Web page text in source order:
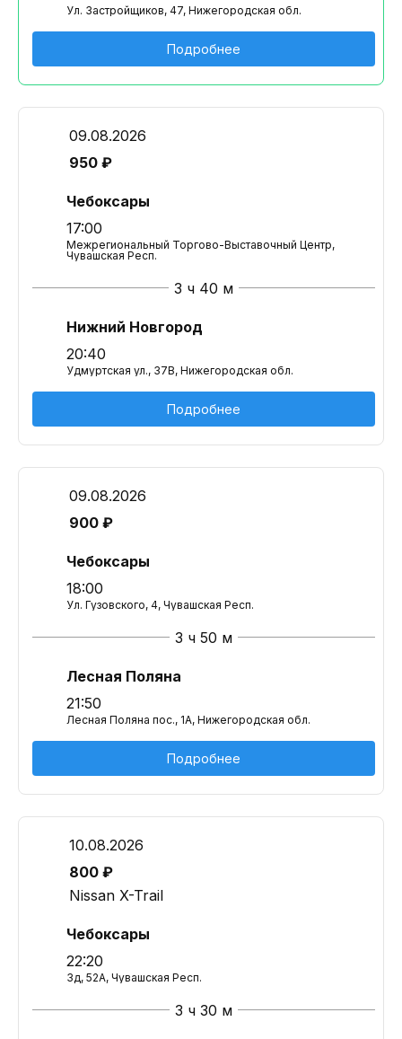
Ул. Застройщиков, 47, Нижегородская обл.
Подробнее
09.08.2026
950 ₽
Чебоксары
17:00
Межрегиональный Торгово-Выставочный Центр,
Чувашская Респ.
3 ч 40 м
Нижний Новгород
20:40
Удмуртская ул., 37B, Нижегородская обл.
Подробнее
09.08.2026
900 ₽
Чебоксары
18:00
Ул. Гузовского, 4, Чувашская Респ.
3 ч 50 м
Лесная Поляна
21:50
Лесная Поляна пос., 1А, Нижегородская обл.
Подробнее
10.08.2026
800 ₽
Nissan X-Trail
Чебоксары
22:20
Зд, 52А, Чувашская Респ.
3 ч 30 м